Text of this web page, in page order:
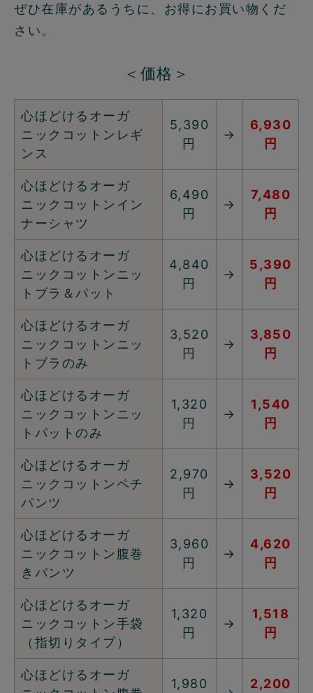
ぜひ在庫があるうちに、お得にお買い物くだ
さい。
＜価格＞
心ほどけるオーガ
ニックコットンレギ
ンス
5,390
円
→
6,930
円
心ほどけるオーガ
ニックコットンイン
ナーシャツ
6,490
円
→
7,480
円
心ほどけるオーガ
ニックコットンニッ
トブラ＆パット
4,840
円
→
5,390
円
心ほどけるオーガ
ニックコットンニッ
トブラのみ
3,520
円
→
3,850
円
心ほどけるオーガ
ニックコットンニッ
トパットのみ
1,320
円
→
1,540
円
心ほどけるオーガ
ニックコットンペチ
パンツ
2,970
円
→
3,520
円
心ほどけるオーガ
ニックコットン腹巻
きパンツ
3,960
円
→
4,620
円
心ほどけるオーガ
ニックコットン手袋
（指切りタイプ）
1,320
円
→
1,518
円
心ほどけるオーガ
1,980
2,200